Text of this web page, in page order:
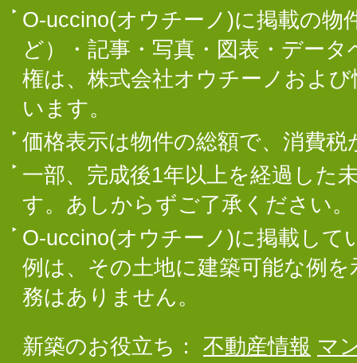
O-uccino(オウチーノ)に掲載の物
ど）・記事・写真・図表・デー
権は、株式会社オウチーノおよ
います。
価格表示は物件の総額で、消費
一部、完成後1年以上を経過した
す。あしからずご了承ください。
O-uccino(オウチーノ)に掲載して
例は、その土地に建築可能な例
務はありません。
新築のお役立ち： 不動産情報 マ